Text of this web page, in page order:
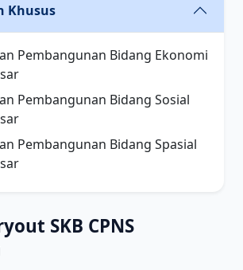
Khusus
Pembangunan Bidang Ekonomi
Pembangunan Bidang Sosial
Pembangunan Bidang Spasial
SKB CPNS